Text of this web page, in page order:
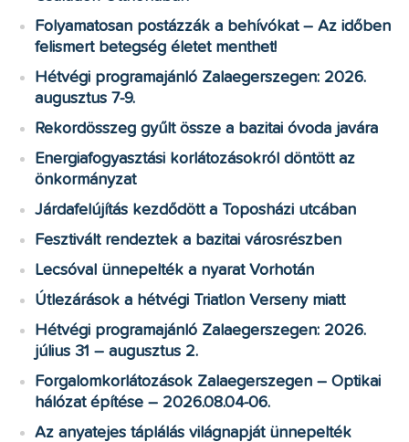
Folyamatosan postázzák a behívókat – Az időben
felismert betegség életet menthet!
Hétvégi programajánló Zalaegerszegen: 2026.
augusztus 7-9.
Rekordösszeg gyűlt össze a bazitai óvoda javára
Energiafogyasztási korlátozásokról döntött az
önkormányzat
Járdafelújítás kezdődött a Toposházi utcában
Fesztivált rendeztek a bazitai városrészben
Lecsóval ünnepelték a nyarat Vorhotán
Útlezárások a hétvégi Triatlon Verseny miatt
Hétvégi programajánló Zalaegerszegen: 2026.
július 31 – augusztus 2.
Forgalomkorlátozások Zalaegerszegen – Optikai
hálózat építése – 2026.08.04-06.
Az anyatejes táplálás világnapját ünnepelték